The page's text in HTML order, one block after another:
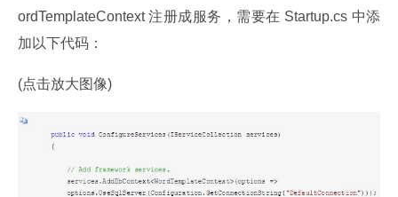
ordTemplateContext 注册成服务，需要在 Startup.cs 中添
加以下代码：
(点击放大图像)